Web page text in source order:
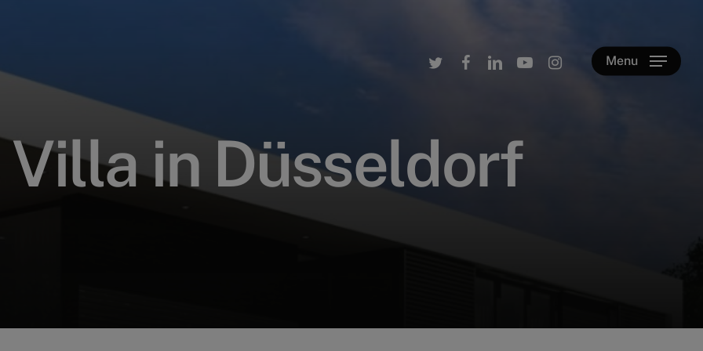
twitter facebooklinkedinyoutubeinstagram Menu
Villain Düsseldorf